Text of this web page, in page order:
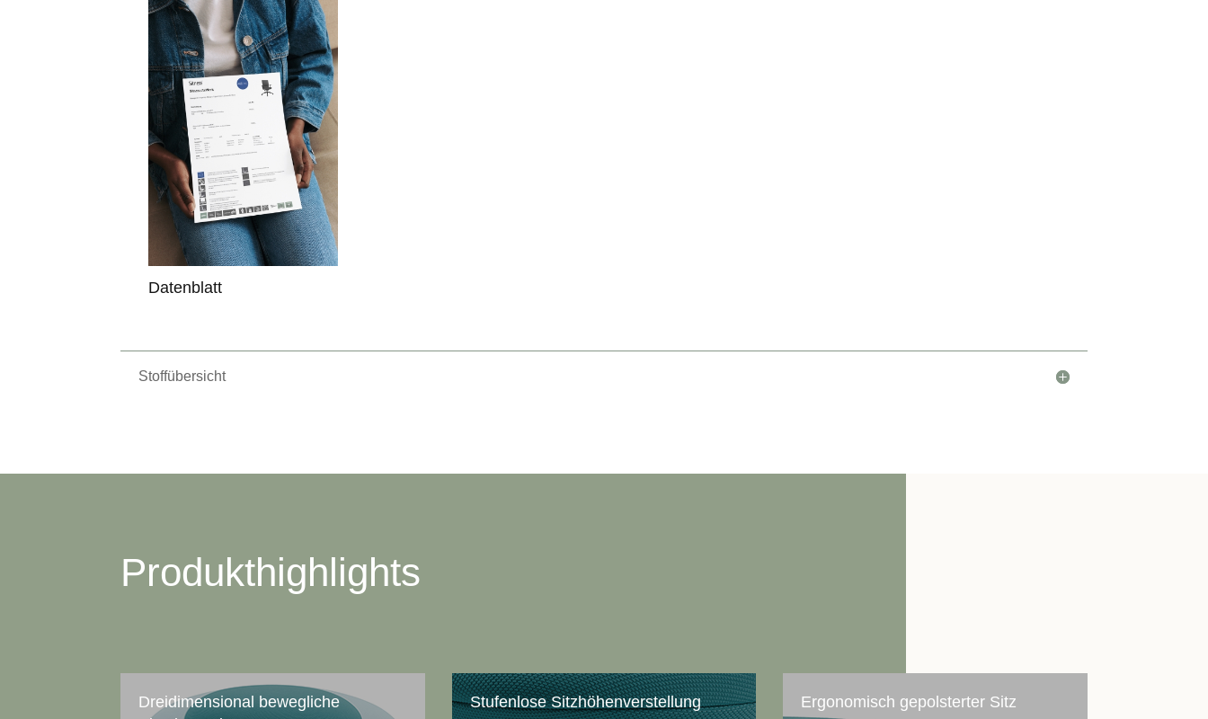
Datenblatt
Stoffübersicht
Produkthighlights
Dreidimensional bewegliche
Stufenlose Sitzhöhenverstellung Ergonomisch gepolsterter Sitz